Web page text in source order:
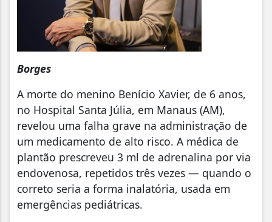
Borges
A morte do menino Benício Xavier, de 6 anos,
no Hospital Santa Júlia, em Manaus (AM),
revelou uma falha grave na administração de
um medicamento de alto risco. A médica de
plantão prescreveu 3 ml de adrenalina por via
endovenosa, repetidos três vezes — quando o
correto seria a forma inalatória, usada em
emergências pediátricas.